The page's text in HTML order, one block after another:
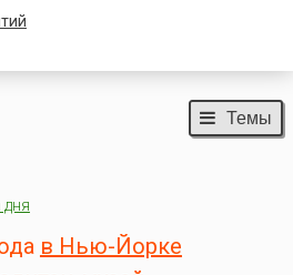
Темы
дня
в Нью-Йорке